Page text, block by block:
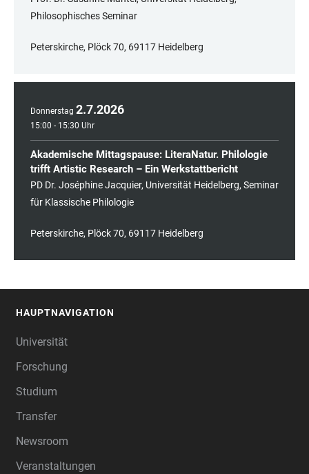
Philosophisches Seminar
Peterskirche, Plöck 70, 69117 Heidelberg
Donnerstag 2.7.2026
15:00 - 15:30 Uhr
Akademische Mittagspause: LiteraNatur. Philologie
trifft Artistic Research – Ein Werkstattbericht
PD Dr. Joséphine Jacquier, Universität Heidelberg, Seminar
für Klassische Philologie
Peterskirche, Plöck 70, 69117 Heidelberg
HAUPTNAVIGATION
Universität
Forschung
Studium
Transfer
Newsroom
Veranstaltungen